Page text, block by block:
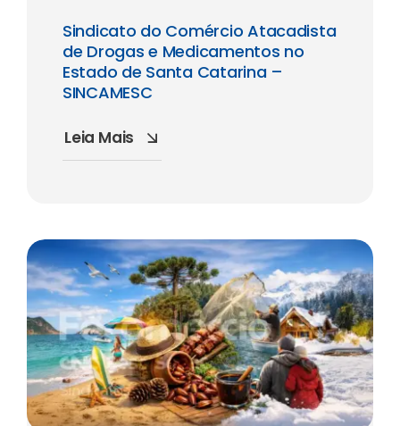
Sindicato do Comércio Atacadista
de Drogas e Medicamentos no
Estado de Santa Catarina –
SINCAMESC
Leia Mais